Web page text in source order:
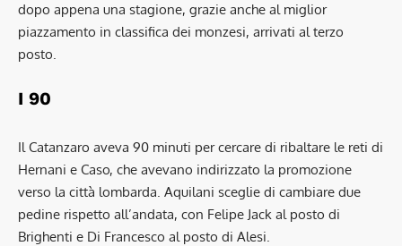
dopo appena una stagione, grazie anche al miglior
piazzamento in classifica dei monzesi, arrivati al terzo
posto.
I 90
Il Catanzaro aveva 90 minuti per cercare di ribaltare le reti di
Hernani e Caso, che avevano indirizzato la promozione
verso la città lombarda. Aquilani sceglie di cambiare due
pedine rispetto all’andata, con Felipe Jack al posto di
Brighenti e Di Francesco al posto di Alesi.